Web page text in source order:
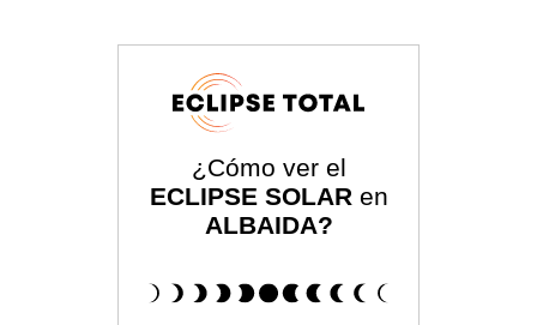
¿Cómo ver el
ECLIPSE SOLAR en
ALBAIDA?